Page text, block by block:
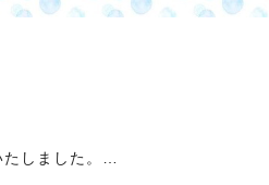
しました。…